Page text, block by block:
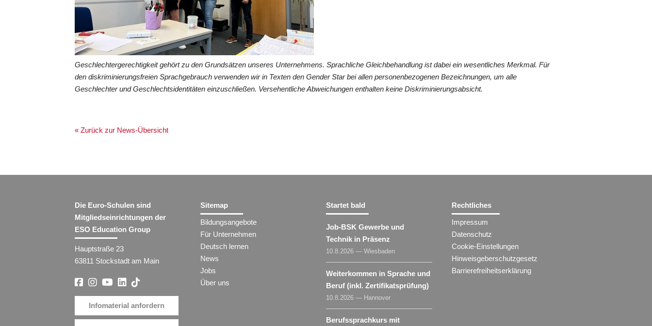
Geschlechtergerechtigkeit gehört zu den Grundsätzen unseres Unternehmens. Sprachliche Gleichbehandlung ist dabei ein wesentliches Merkmal. Für
den diskriminierungsfreien Sprachgebrauch verwenden wir in Texten den Gender Star bei allen personenbezogenen Bezeichnungen, um alle
Geschlechter und Geschlechtsidentitäten einzuschließen. Versehentliche Abweichungen enthalten keine Diskriminierungsabsicht.
« Zurück zur News-Übersicht
Die Euro-Schulen sind
Mitgliedseinrichtungen der
ESO Education Group
Hauptstraße 23
63811 Stockstadt am Main
Infomaterial anfordern
Sitemap
Bildungsangebote
Für Unternehmen
Deutsch lernen
News
Jobs
Über uns
Startet bald
Job-BSK Gewerbe und
Technik in Präsenz
10.8.2026 — Wiesbaden
Weiterkommen in Sprache und
Beruf (inkl. Zertifikatsprüfung)
10.8.2026 — Hannover
Berufssprachkurs mit
Rechtliches
Impressum
Datenschutz
Cookie-Einstellungen
Hinweisgeberschutzgesetz
Barrierefreiheitserklärung